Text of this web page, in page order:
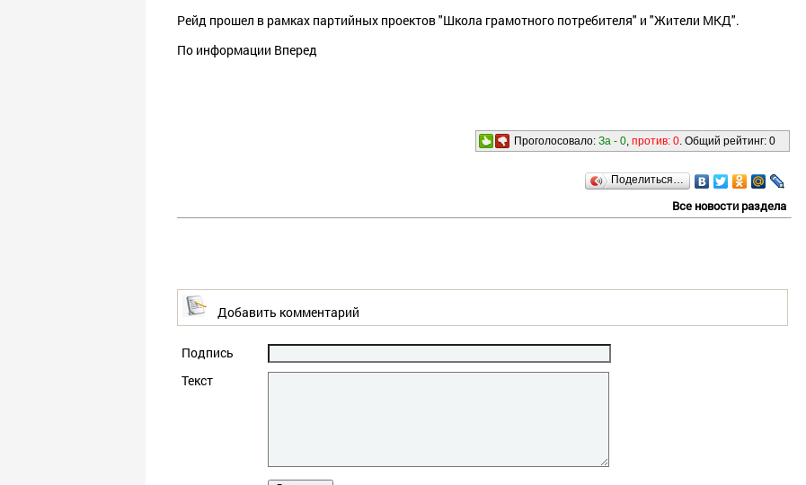
Рейд прошел в рамках партийных проектов "Школа грамотного потребителя" и "Жители МКД".
По информации Вперед
Проголосовало: За - 0, против: 0. Общий рейтинг: 0
Поделиться…
Все новости раздела
Добавить комментарий
Подпись
Текст